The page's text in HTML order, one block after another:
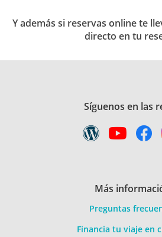
Y además si reservas online te
directo en tu
Síguenos en las
Más
Preguntas
Financia tu viaje en